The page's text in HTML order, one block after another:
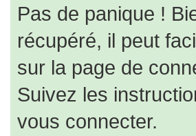
Pas de panique !
récupéré, il peut
sur la page de
Suivez les
vous connecter.